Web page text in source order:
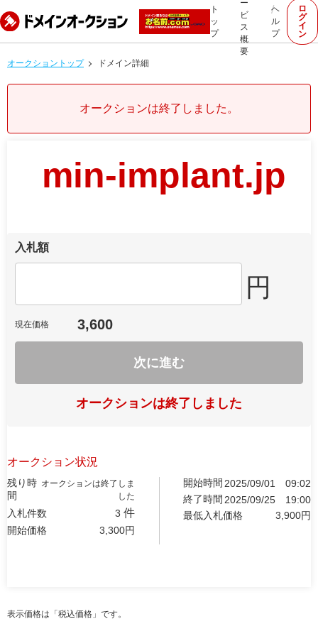
ト
ッ
プ
ー
ビ
ス
概
要
ヘ
ル
プ
ロ
グ
イ
ン
オークショントップ ドメイン詳細
オークションは終了しました。
min-implant.jp
入札額
円
現在価格 3,600
次に進む
オークションは終了しました
オークション状況
残り時
間
オークションは終了しま
した
入札件数 3 件
開始価格 3,300円
開始時間 2025/09/01
09:02
終了時間 2025/09/25
19:00
最低入札価格
3,900円
表示価格は「税込価格」です。